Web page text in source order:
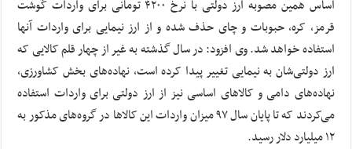
اساس همین مصوبه ارز دولتی با نرخ ۴۲۰۰ تومانی برای واردات گوشت
قرمز، کره، حبوبات و چای حذف شده و از ارز نیمایی برای واردات آنها
استفاده خواهد شد. وی افزود: در سال گذشته به غیر از چهار قلم کالایی که
ارز دولتی‌شان به نیمایی تغییر پیدا کرده است، نهاده‌های بخش کشاورزی،
نهاده‌های دامی و کالاهای اساسی نیز از ارز دولتی برای واردات استفاده
می‌کردند که تا پایان سال ۹۷ میزان واردات این کالاها در گروه‌های مذکور به
۱۲ میلیارد دلار رسید.